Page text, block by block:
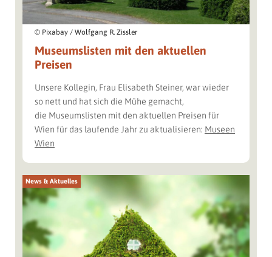
© Pixabay / Wolfgang R. Zissler
Museumslisten mit den aktuellen
Preisen
Unsere Kollegin, Frau Elisabeth Steiner, war wieder
so nett und hat sich die Mühe gemacht,
die Museumslisten mit den aktuellen Preisen für
Wien für das laufende Jahr zu aktualisieren: Museen
Wien
News & Aktuelles